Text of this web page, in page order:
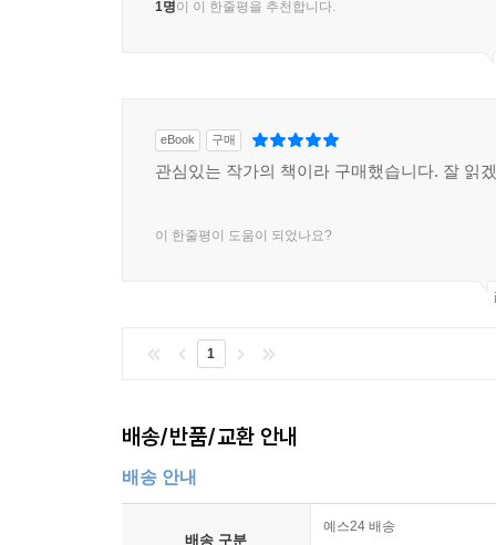
1명이 이 한줄평을 추천합니다.
eBook 구매
관심있는 작가의 책이라 구매했습니다. 잘 읽
이 한줄평이 도움이 되었나요?
1
배송/반품/교환 안내
배송 안내
배송 구분
예스24 배송